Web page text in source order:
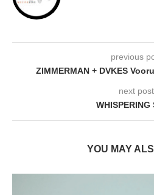
previous
ZIMMERMAN + DVKES
next post
WHISPERING
YOU MAY